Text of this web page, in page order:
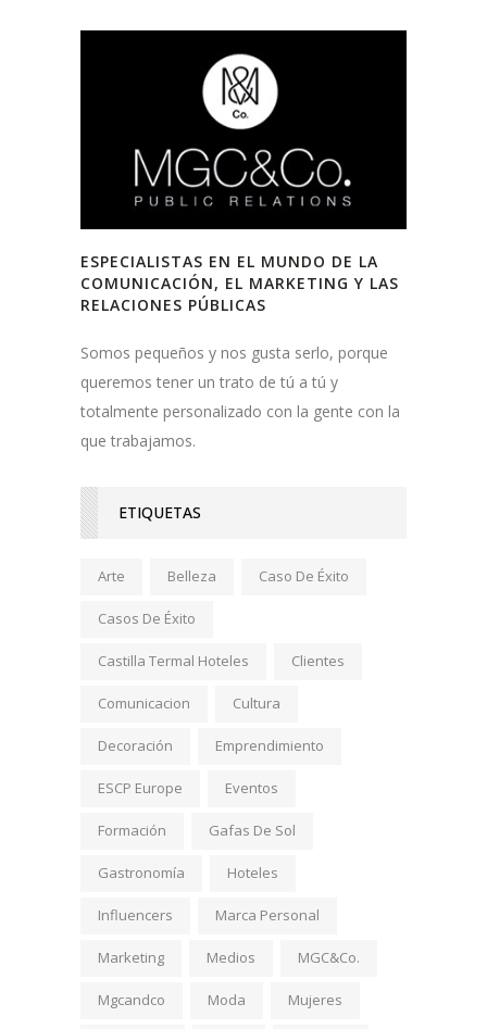
ESPECIALISTAS EN EL MUNDO DE LA
COMUNICACIÓN, EL MARKETING Y LAS
RELACIONES PÚBLICAS
Somos pequeños y nos gusta serlo, porque
queremos tener un trato de tú a tú y
totalmente personalizado con la gente con la
que trabajamos.
ETIQUETAS
Arte Belleza Caso De Éxito
Casos De Éxito
Castilla Termal Hoteles Clientes
Comunicacion Cultura
Decoración Emprendimiento
ESCP Europe Eventos
Formación Gafas De Sol
Gastronomía Hoteles
Influencers Marca Personal
Marketing Medios MGC&Co.
Mgcandco Moda Mujeres